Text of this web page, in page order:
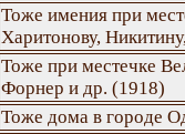
Тоже имения при
Харитонову,
Тоже при местечке
Форнер и др. (1918)
Тоже дома в городе